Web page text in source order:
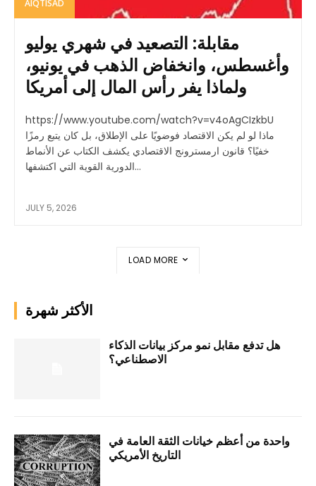
AIQTISAD
مقابلة: التصعيد في شهري يوليو
وأغسطس، وانخفاض الذهب في يونيو،
ولماذا يفر رأس المال إلى أمريكا
https://www.youtube.com/watch?v=v4oAgCIzkbU
ماذا لو لم يكن الاقتصاد فوضويًا على الإطلاق، بل كان يتبع رمزًا
خفيًا؟ قانون ارمسترونج الاقتصادي يكشف الكتاب عن الأنماط
الدورية القوية التي اكتشفها...
JULY 5, 2026
LOAD MORE
الأكثر شهرة
هل تدفع مقابل نمو مركز بيانات الذكاء
الاصطناعي؟
واحدة من أعظم خيانات الثقة العامة في
التاريخ الأمريكي